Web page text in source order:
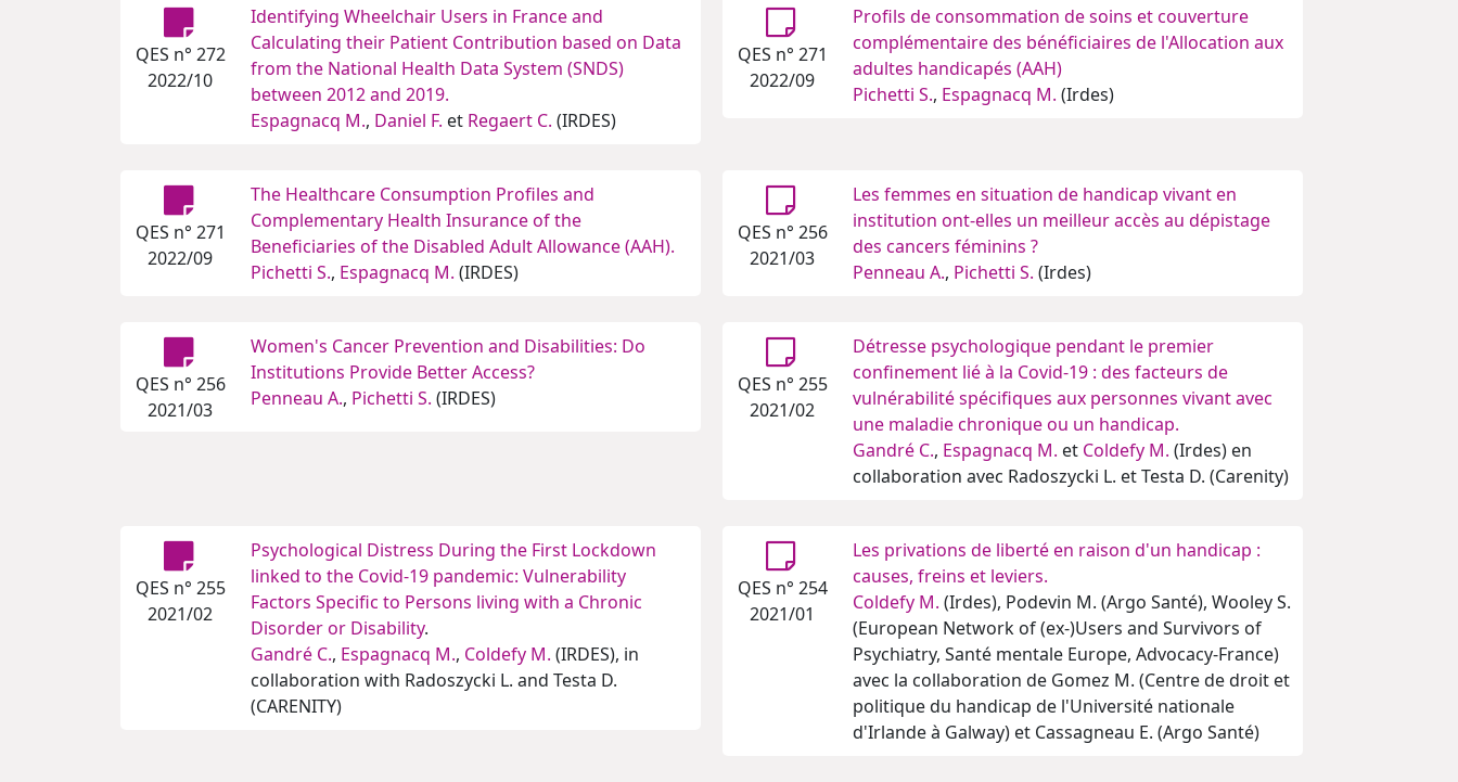
QES n° 272
2022/10
Identifying Wheelchair Users in France and
Calculating their Patient Contribution based on Data
from the National Health Data System (SNDS)
between 2012 and 2019.
Espagnacq M., Daniel F. et Regaert C. (IRDES)
QES n° 271
2022/09
Profils de consommation de soins et couverture
complémentaire des bénéficiaires de l'Allocation aux
adultes handicapés (AAH)
Pichetti S., Espagnacq M. (Irdes)
QES n° 271
2022/09
The Healthcare Consumption Profiles and
Complementary Health Insurance of the
Beneficiaries of the Disabled Adult Allowance (AAH).
Pichetti S., Espagnacq M. (IRDES)
QES n° 256
2021/03
Les femmes en situation de handicap vivant en
institution ont-elles un meilleur accès au dépistage
des cancers féminins ?
Penneau A., Pichetti S. (Irdes)
QES n° 256
2021/03
Women's Cancer Prevention and Disabilities: Do
Institutions Provide Better Access?
Penneau A., Pichetti S. (IRDES)
QES n° 255
2021/02
Détresse psychologique pendant le premier
confinement lié à la Covid-19 : des facteurs de
vulnérabilité spécifiques aux personnes vivant avec
une maladie chronique ou un handicap.
Gandré C., Espagnacq M. et Coldefy M. (Irdes) en
collaboration avec Radoszycki L. et Testa D. (Carenity)
QES n° 255
2021/02
Psychological Distress During the First Lockdown
linked to the Covid-19 pandemic: Vulnerability
Factors Specific to Persons living with a Chronic
Disorder or Disability.
Gandré C., Espagnacq M., Coldefy M. (IRDES), in
collaboration with Radoszycki L. and Testa D.
(CARENITY)
QES n° 254
2021/01
Les privations de liberté en raison d'un handicap :
causes, freins et leviers.
Coldefy M. (Irdes), Podevin M. (Argo Santé), Wooley S.
(European Network of (ex-)Users and Survivors of
Psychiatry, Santé mentale Europe, Advocacy-France)
avec la collaboration de Gomez M. (Centre de droit et
politique du handicap de l'Université nationale
d'Irlande à Galway) et Cassagneau E. (Argo Santé)